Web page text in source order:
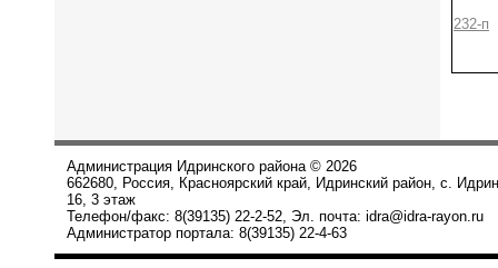
232-п
Администрация Идринского района © 2026
662680, Россия, Красноярский край, Идринский район, с.
16, 3 этаж
Телефон/факс: 8(39135) 22-2-52, Эл. почта: idra@idra-rayon.ru
Администратор портала: 8(39135) 22-4-63